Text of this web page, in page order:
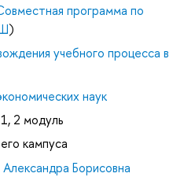
программа по
)
учебного процесса в
наук
2 модуль
кампуса
Борисовна